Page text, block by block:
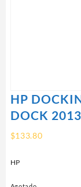
HP
DOCK
$133.80
HP